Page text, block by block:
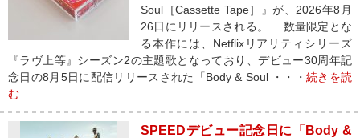
Soul［Cassette Tape］』が、2026年8月
26日にリリースされる。 数量限定とな
る本作には、Netflixリアリティシリーズ
『ラヴ上等』シーズン2の主題歌となっており、デビュー30周年記
念日の8月5日に配信リリースされた「Body & Soul ・・・ 続きを読
む
SPEEDデビュー記念日に「Body &